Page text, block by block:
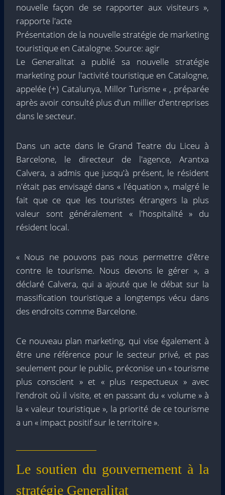
nouvelle façon de se rapporter aux visiteurs »,
rapporte l'acte
Présentation de la nouvelle stratégie de marketing
touristique en Catalogne. Source: agir
Le Generalitat a publié sa nouvelle stratégie
marketing pour l'activité touristique en Catalogne,
appelée (+) Catalunya, Millor Turisme « , préparée
après avoir consulté plus d'un millier d'entreprises
dans le secteur.
Dans un acte dans le Grand Teatre du Liceu à
Barcelone, le directeur de l'agence, Arantxa
Calvera, a admis que jusqu'à présent, le résident
n'était pas envisagé dans « l'équation », malgré le
fait que ce que les touristes étrangers la plus
valeur sont généralement « l'hospitalité » du
résident local.
« Nous ne pouvons pas nous permettre d'être
contre le tourisme. Nous devons le gérer », a
déclaré Calvera, qui a ajouté que le débat sur la
massification touristique a longtemps vécu dans
des endroits comme Barcelone.
Ce nouveau plan marketing, qui vise également à
être une référence pour le secteur privé, et pas
seulement pour le public, préconise un « tourisme
plus conscient » et « plus respectueux » avec
l'endroit où il visite, et en passant du « volume » à
la « valeur touristique », la priorité de ce tourisme
a un « impact positif sur le territoire ».
Le soutien du gouvernement à la
stratégie Generalitat